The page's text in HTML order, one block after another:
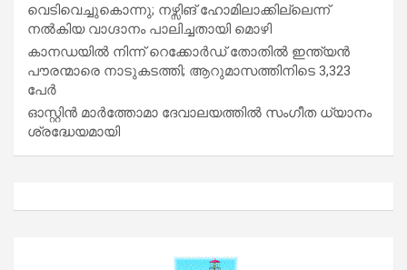
വെടിവെച്ചുകൊന്നു; നഴ്സിങ് ഹോമിലാക്കില്ലെന്ന്
നൽകിയ വാഗ്ദാനം പാലിച്ചതായി മൊഴി
കാനഡയിൽ നിന്ന് റെക്കോർഡ് തോതിൽ ഇന്ത്യൻ
പൗരന്മാരെ നാടുകടത്തി; ആറുമാസത്തിനിടെ 3,323
പേർ
ഓസ്റ്റിൻ മാർത്തോമാ ദേവാലയത്തിൽ സംഗീത ധ്യാനം
ശ്രദ്ധേയമായി